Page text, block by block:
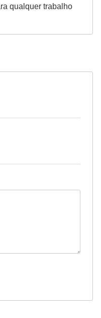
qualquer trabalho